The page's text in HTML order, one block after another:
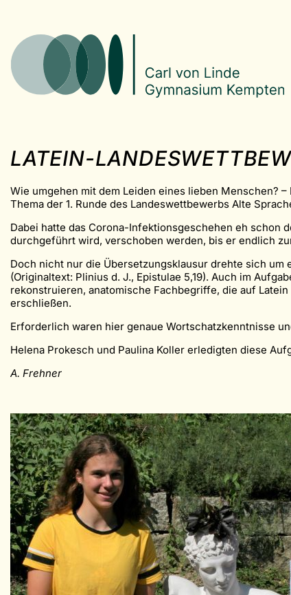
LATEIN-
Wie umgehen mit dem Leiden eines lieben Menschen?
Thema der 1. Runde des Landeswettbewerbs Alte
Dabei hatte das Corona-Infektionsgeschehen eh schon
durchgeführt wird, verschoben werden, bis er endlich
Doch nicht nur die Übersetzungsklausur drehte sich
(Originaltext: Plinius d. J., Epistulae 5,19). Auch im
rekonstruieren, anatomische Fachbegriffe, die auf
erschließen.
Erforderlich waren hier genaue Wortschatzkenntnisse
Helena Prokesch und Paulina Koller erledigten diese
A. Frehner